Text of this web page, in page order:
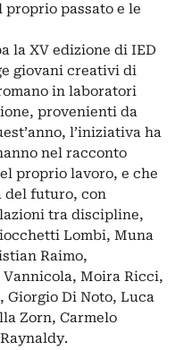
passato e le
la XV edizione di IED
giovani creativi di
in laboratori
provenienti da
l’iniziativa ha
nel racconto
proprio lavoro, e che
del futuro, con
tra discipline,
Lombi, Muna
Raimo,
Moira Ricci,
Giorgio Di Noto, Luca
Zorn, Carmelo